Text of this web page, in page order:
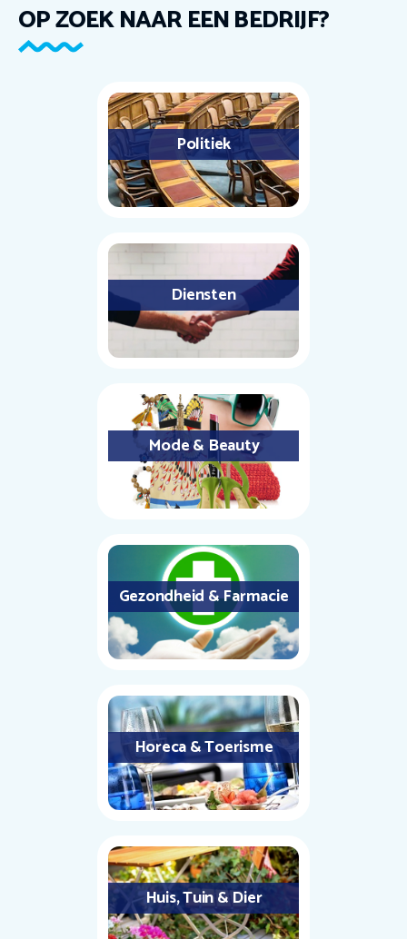
OP ZOEK NAAR EEN BEDRIJF?
Politiek
Diensten
Mode & Beauty
Gezondheid & Farmacie
Horeca & Toerisme
Huis, Tuin & Dier